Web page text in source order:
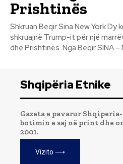
Prishtinës
Shkruan Beqir Sina New York Dy kongresistet e Nju Jorkut i
shkruajnë Trump-it për një
dhe Prishtinës. Nga Beqir SINA –
Shqipëria Etnike
Gazeta e pavarur
botimin e saj në print dhe
2001.
Vizito ⟶